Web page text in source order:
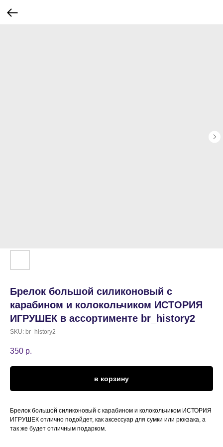
Брелок большой силиконовый с
карабином и колокольчиком ИСТОРИЯ
ИГРУШЕК в ассортименте br_history2
SKU: br_history2
350 р.
в корзину
Брелок большой силиконовый с карабином и колокольчиком ИСТОРИЯ
ИГРУШЕК отлично подойдет, как аксессуар для сумки или рюкзака, а
так же будет отличным подарком.